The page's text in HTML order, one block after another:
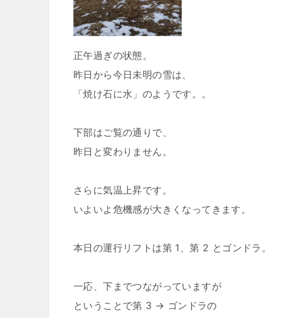
正午過ぎの状態。
昨日から今日未明の雪は、
「焼け石に水」のようです。。
下部はご覧の通りで、
昨日と変わりません。
さらに気温上昇です。
いよいよ危機感が大きくなってきます。
本日の運行リフトは第 1、第 2 とゴンドラ。
一応、下までつながっていますが
ということで第 3 → ゴンドラの